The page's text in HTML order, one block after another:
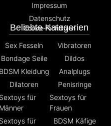
Beliebte Kategorien
Sex Fesseln
Bondage Seile
BDSM Kleidung
Dilatoren
Sextoys für
Männer
Sextoys für
Vibratoren
Dildos
Analplugs
Penisringe
Sextoys für
Frauen
BDSM Käfige
Impressum
Datenschutz
Cookie-Richtlinien